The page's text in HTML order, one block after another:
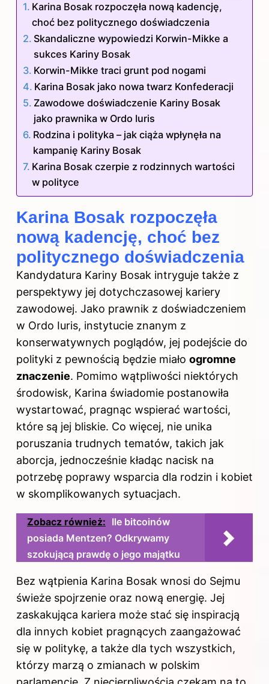
Karina Bosak rozpoczęła nową kadencję,
choć bez politycznego doświadczenia
Skandaliczne wypowiedzi Korwin-Mikke a
sukces Kariny Bosak
Korwin-Mikke traci grunt pod nogami
Karina Bosak jako nowa twarz Konfederacji
Zawodowe doświadczenie Kariny Bosak
jako prawnika w Ordo Iuris
Rodzina i polityka – jak ciąża wpłynęła na
kampanię Kariny Bosak
Karina Bosak czerpie z rodzinnych wartości
w polityce
Karina Bosak rozpoczęła
nową kadencję, choć bez
politycznego doświadczenia
Kandydatura Kariny Bosak intryguje także z
perspektywy jej dotychczasowej kariery
zawodowej. Jako prawnik z doświadczeniem
w Ordo Iuris, instytucie znanym z
konserwatywnych poglądów, jej podejście do
polityki z pewnością będzie miało ogromne
znaczenie. Pomimo wątpliwości niektórych
środowisk, Karina świadomie postanowiła
wystartować, pragnąc wspierać wartości,
które są jej bliskie. Co więcej, nie unika
poruszania trudnych tematów, takich jak
aborcja, jednocześnie kładąc nacisk na
potrzebę poprawy wsparcia dla rodzin i kobiet
w skomplikowanych sytuacjach.
Zobacz również: Ile bitcoinów
posiada Mentzen? Odkrywamy
szokującą prawdę o jego majątku
Bez wątpienia Karina Bosak wnosi do Sejmu
świeże spojrzenie oraz nową energię. Jej
zaskakująca kariera może stać się inspiracją
dla innych kobiet pragnących zaangażować
się w politykę, a także dla tych wszystkich,
którzy marzą o zmianach w polskim